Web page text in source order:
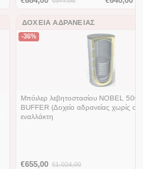
ΔΟΧΕΊΑ ΑΔΡΆΝΕΙΑΣ
-36%
Μπόιλερ λεβητοστασίου NOBEL 500
BUFFER (Δοχείο αδρανείας χωρίς
εναλλάκτη
€655,00 €1.024,00